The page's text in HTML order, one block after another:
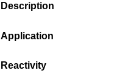
Description
Application
Reactivity